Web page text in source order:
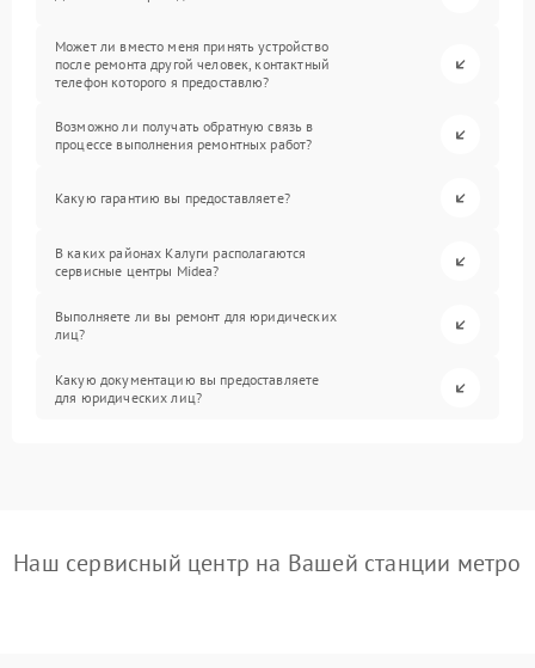
Может ли вместо меня принять устройство
после ремонта другой человек, контактный
телефон которого я предоставлю?
Возможно ли получать обратную связь в
процессе выполнения ремонтных работ?
Какую гарантию вы предоставляете?
В каких районах Калуги располагаются
сервисные центры Midea?
Выполняете ли вы ремонт для юридических
лиц?
Какую документацию вы предоставляете
для юридических лиц?
Наш сервисный центр на Вашей станции метро